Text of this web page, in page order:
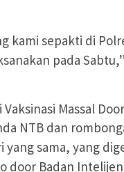
kami sepakti di
pada
Massal
NTB dan
sama, yang
door Badan